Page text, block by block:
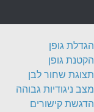
הגדלת גופן
הקטנת גופן
תצוגת שחור לבן
מצב ניגודיות גבוהה
הדגשת קישורים